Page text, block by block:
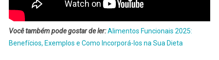
Você também pode gostar de ler:Alimentos Funcionais 2025:
Benefícios, Exemplos e Como Incorporá-los na Sua Dieta